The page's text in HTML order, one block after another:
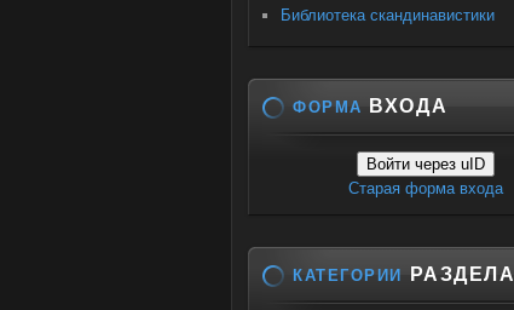
Библиотека скандинавистики
ФОРМА ВХОДА
Войти через uID
Старая форма входа
КАТЕГОРИИ РАЗДЕЛА